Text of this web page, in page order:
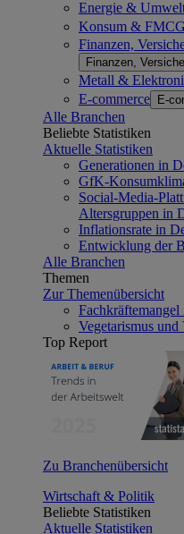
Energie &
Konsum & FMCG
Finanzen,
Finanzen,
Metall &
E-commerce E-
Alle Branchen
Beliebte Statistiken
Aktuelle Statistiken
Generationen in
GfK-
Social-Media-
Altersgruppen in
Inflationsrate in
Entwicklung der
Alle Branchen
Themen
Zur Themenübersicht
Vegetarismus
Top Report
Zu Branchenübersicht
Wirtschaft & Politik
Beliebte Statistiken
Aktuelle Statistiken